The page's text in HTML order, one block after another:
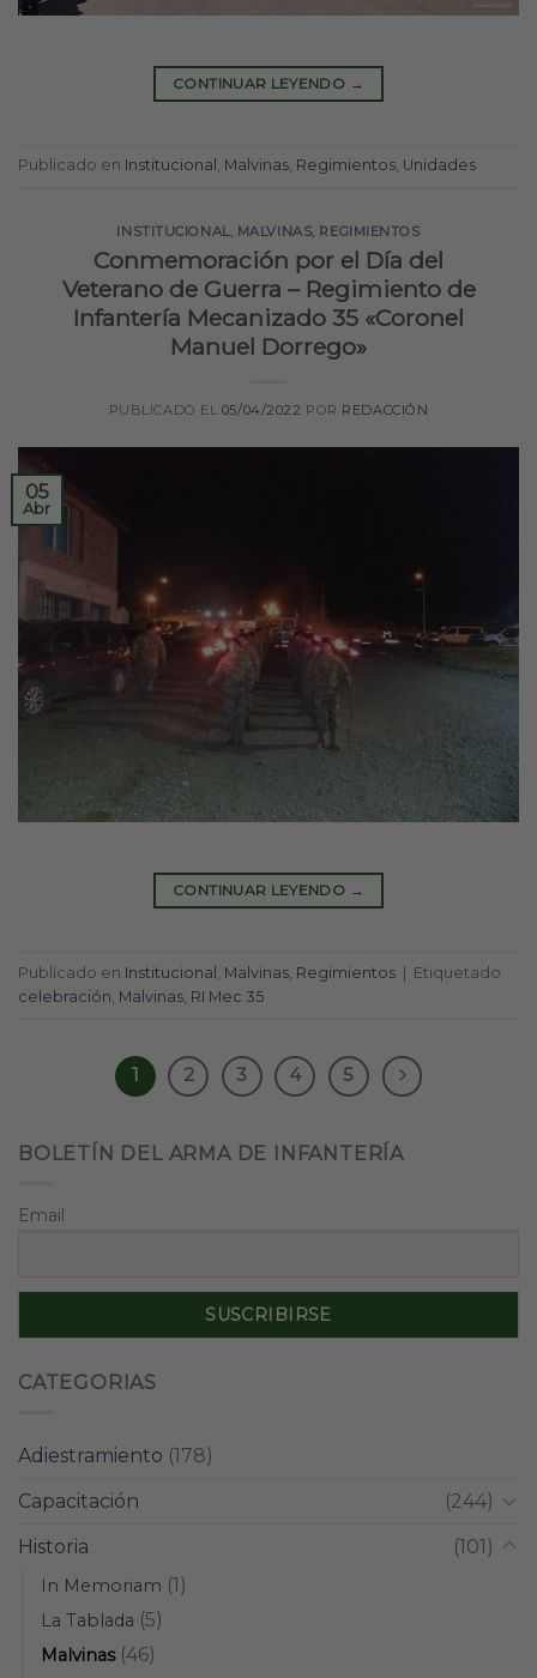
CONTINUAR LEYENDO →
Publicado en Institucional , Malvinas, Regimientos, Unidades
INSTITUCIONAL, MALVINAS, REGIMIENTOS
Conmemoración por el Día del
Veterano de Guerra – Regimiento de
Infantería Mecanizado 35 «Coronel
Manuel Dorrego»
PUBLICADO EL 05/04/2022 POR REDACCIÓN
05
Abr
CONTINUAR LEYENDO →
Publicado en Institucional Malvinas Regimientos
Etiquetado
celebración Malvinas RI Mec 35
1 2 3 4 5
BOLETÍN DEL ARMA DE INFANTERÍA
Email
CATEGORIAS
Adiestramiento (178)
Capacitación
(244)
Historia
(101)
In Memoriam (1)
La Tablada (5)
Malvinas(46)